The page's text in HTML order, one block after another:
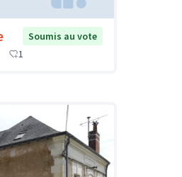
Soumis au vote
1